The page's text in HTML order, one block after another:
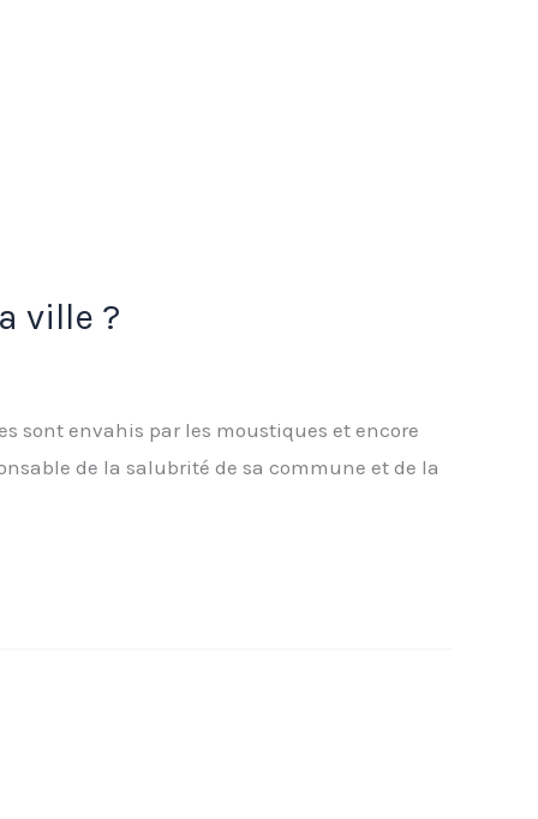
ville ?
sont envahis par les moustiques et encore
de la salubrité de sa commune et de la